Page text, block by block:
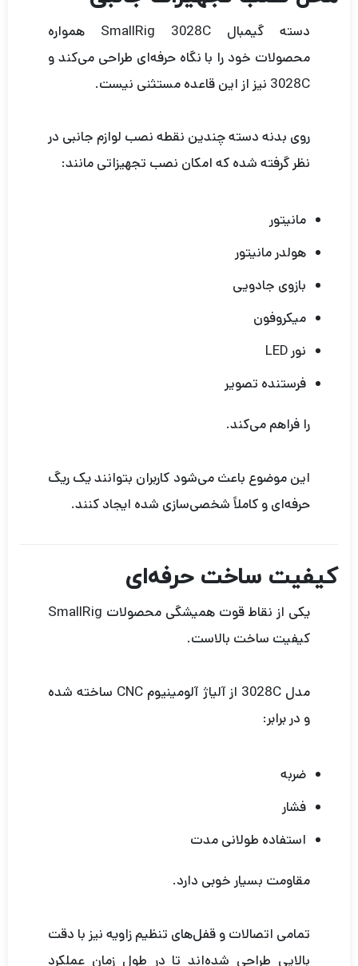
دسته گیمبال SmallRig 3028C همواره
محصولات خود را با نگاه حرفه‌ای طراحی می‌کند و
3028C نیز از این قاعده مستثنی نیست.
روی بدنه دسته چندین نقطه نصب لوازم جانبی در
نظر گرفته شده که امکان نصب تجهیزاتی مانند:
مانیتور
هولدر مانیتور
بازوی جادویی
میکروفون
نور LED
فرستنده تصویر
را فراهم می‌کند.
این موضوع باعث می‌شود کاربران بتوانند یک ریگ
حرفه‌ای و کاملاً شخصی‌سازی شده ایجاد کنند.
کیفیت ساخت حرفه‌ای
یکی از نقاط قوت همیشگی محصولات SmallRig
کیفیت ساخت بالاست.
مدل 3028C از آلیاژ آلومینیوم CNC ساخته شده
و در برابر:
ضربه
فشار
استفاده طولانی مدت
مقاومت بسیار خوبی دارد.
تمامی اتصالات و قفل‌های تنظیم زاویه نیز با دقت
بالایی طراحی شده‌اند تا در طول زمان عملکرد